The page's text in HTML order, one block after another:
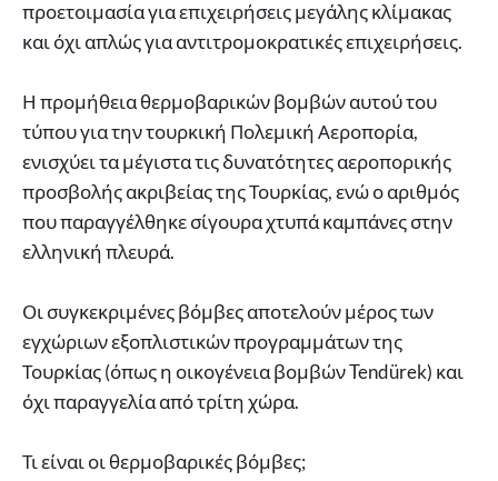
προετοιμασία για επιχειρήσεις μεγάλης κλίμακας
και όχι απλώς για αντιτρομοκρατικές επιχειρήσεις.
Η προμήθεια θερμοβαρικών βομβών αυτού του
τύπου για την τουρκική Πολεμική Αεροπορία,
ενισχύει τα μέγιστα τις δυνατότητες αεροπορικής
προσβολής ακριβείας της Τουρκίας, ενώ ο αριθμός
που παραγγέλθηκε σίγουρα χτυπά καμπάνες στην
ελληνική πλευρά.
Οι συγκεκριμένες βόμβες αποτελούν μέρος των
εγχώριων εξοπλιστικών προγραμμάτων της
Τουρκίας (όπως η οικογένεια βομβών Tendürek) και
όχι παραγγελία από τρίτη χώρα.
Τι είναι οι θερμοβαρικές βόμβες;